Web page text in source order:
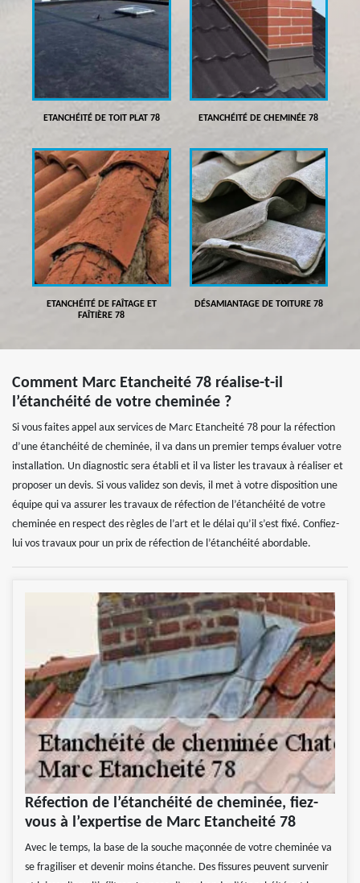
ETANCHÉITÉ DE TOIT PLAT 78 ETANCHÉITÉ DE CHEMINÉE 78
ETANCHÉITÉ DE FAÎTAGE ET
FAÎTIÈRE 78
DÉSAMIANTAGE DE TOITURE 78
Comment Marc Etancheité 78 réalise-t-il
l’étanchéité de votre cheminée ?
Si vous faites appel aux services de Marc Etancheité 78 pour la réfection
d’une étanchéité de cheminée, il va dans un premier temps évaluer votre
installation. Un diagnostic sera établi et il va lister les travaux à réaliser et
proposer un devis. Si vous validez son devis, il met à votre disposition une
équipe qui va assurer les travaux de réfection de l’étanchéité de votre
cheminée en respect des règles de l’art et le délai qu’il s’est fixé. Confiez-
lui vos travaux pour un prix de réfection de l’étanchéité abordable.
Réfection de l’étanchéité de cheminée, fiez-
vous à l’expertise de Marc Etancheité 78
Avec le temps, la base de la souche maçonnée de votre cheminée va
se fragiliser et devenir moins étanche. Des fissures peuvent survenir